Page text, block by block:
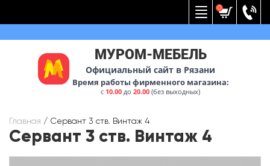
0
МУРОМ-МЕБЕЛЬ
Официальный сайт в Рязани
Время работы фирменного магазина:
с 10.00 до20.00 (без выходных)
Главная / Сервант 3 ств. Винтаж 4
Сервант 3 ств. Винтаж 4